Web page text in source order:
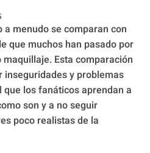
a menudo se comparan con
que muchos han pasado por
Esta comparación
inseguridades y problemas
los fanáticos aprendan a
son y a no seguir
poco realistas de la